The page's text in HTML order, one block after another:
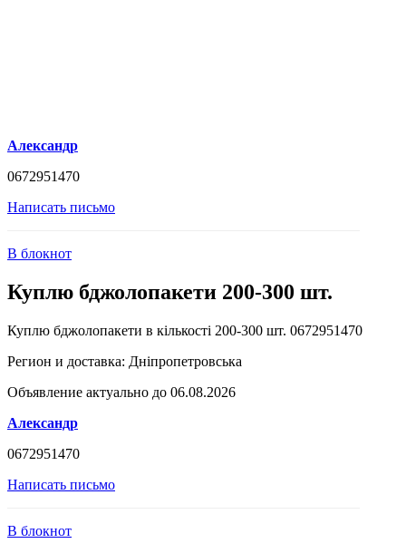
Александр
0672951470
Написать письмо
В блокнот
Куплю бджолопакети 200-300 шт.
Куплю бджолопакети в кількості 200-300 шт. 0672951470
Регион и доставка: Дніпропетровська
Объявление актуально до 06.08.2026
Александр
0672951470
Написать письмо
В блокнот